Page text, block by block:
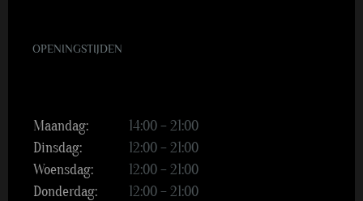
OPENINGSTIJDEN
Maandag:
14:00 – 21:00
Dinsdag:
12:00 – 21:00
Woensdag:
12:00 – 21:00
Donderdag:
12:00 – 21:00